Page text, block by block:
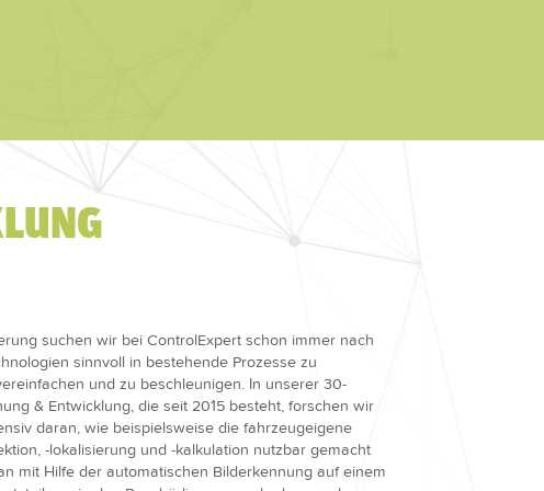
suchen wir bei ControlExpert schon immer nach
sinnvoll in bestehende Prozesse zu
und zu beschleunigen. In unserer 30-
& Entwicklung, die seit 2015 besteht, forschen wir
daran, wie beispielsweise die fahrzeugeigene
-lokalisierung und -kalkulation nutzbar gemacht
mit Hilfe der automatischen Bilderkennung auf einem